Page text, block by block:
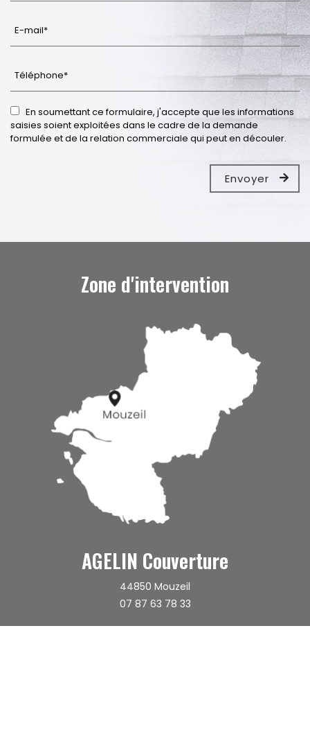
Zone d'intervention
AGELIN Couverture
44850 Mouzeil
07 87 63 78 33
En soumettant ce formulaire, j'accepte que les informations
saisies soient exploitées dans le cadre de la demande
formulée et de la relation commerciale qui peut en découler.